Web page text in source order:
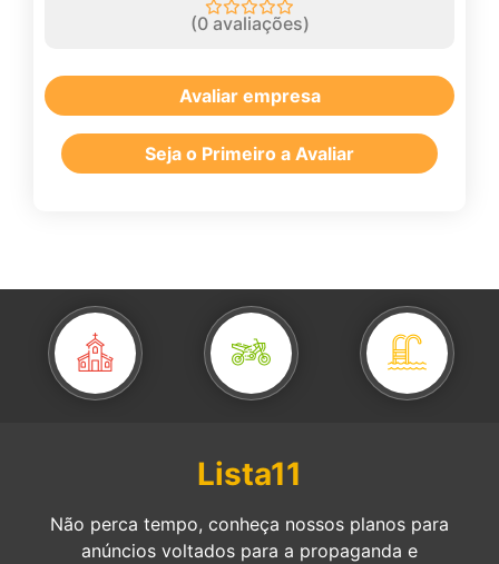
(0avaliações)
Avaliar empresa
Seja o Primeiro a Avaliar
Lista11
Não perca tempo, conheça nossos planos para
anúncios voltados para a propaganda e